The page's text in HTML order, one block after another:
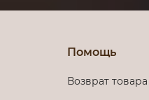
Помощь
Возврат товара